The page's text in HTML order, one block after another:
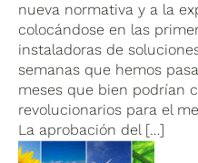
nueva normativa y a la
colocándose en las
instaladoras de
semanas que hemos
meses que bien podrían
revolucionarios para el
La aprobación del […]